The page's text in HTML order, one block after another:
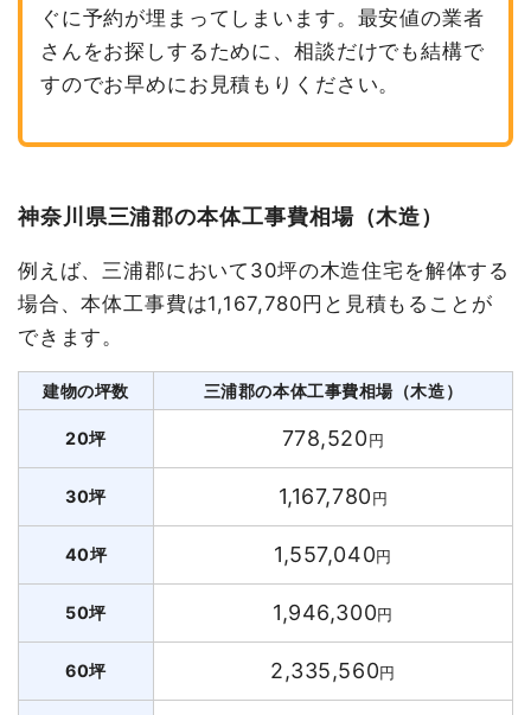
ぐに予約が埋まってしまいます。最安値の業者
さんをお探しするために、相談だけでも結構で
すのでお早めにお見積もりください。
神奈川県三浦郡の本体工事費相場（木造）
例えば、三浦郡において30坪の木造住宅を解体する
場合、本体工事費は1,167,780円と見積もることが
できます。
建物の坪数 三浦郡の本体工事費相場（木造）
20坪 778,520円
30坪 1,167,780円
40坪 1,557,040円
50坪 1,946,300円
60坪 2,335,560円